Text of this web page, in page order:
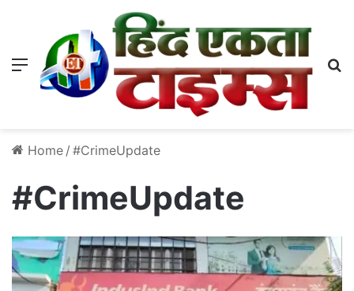
Menu
Home / #CrimeUpdate
#CrimeUpdate